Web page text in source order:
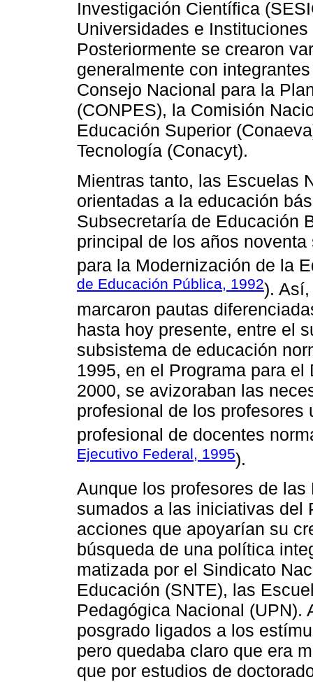
Investigación Científica
Universidades e
Posteriormente se crearon
generalmente con
Consejo Nacional para la
(CONPES), la Comisión
Educación Superior
Tecnología (Conacyt).
Mientras tanto, las Escuelas
orientadas a la educación
Subsecretaría de Educación
principal de los años
para la Modernización de la
de Educación Pública, 1992).
marcaron pautas
hasta hoy presente, entre el
subsistema de educación
1995, en el Programa para
2000, se avizoraban las
profesional de los
profesional de docentes
Ejecutivo Federal, 1995).
Aunque los profesores de
sumados a las iniciativas del
acciones que apoyarían su
búsqueda de una política
matizada por el Sindicato
Educación (SNTE), las
Pedagógica Nacional
posgrado ligados a los
pero quedaba claro que era
que por estudios de